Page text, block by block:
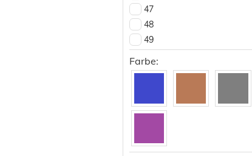
47
48
49
51
54
59
Farbe: